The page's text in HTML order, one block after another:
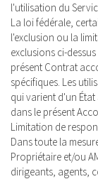
l'utilisation du
La loi fédérale,
l'exclusion ou la
exclusions ci-
présent Contrat
spécifiques. Les
qui varient d'un
dans le présent
Limitation de
Dans toute la
Propriétaire et/ou
dirigeants, agents,